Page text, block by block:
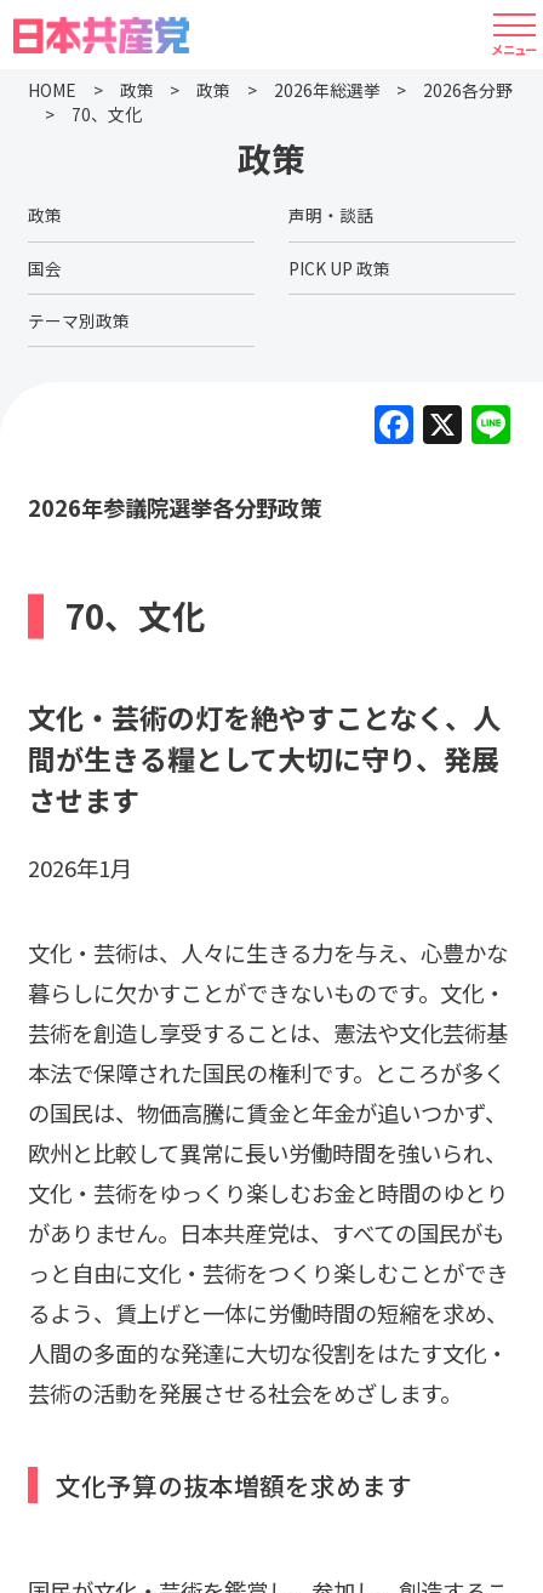
HOME 政策 政策 2026年総選挙
2026各分野
70、文化
政策
政策 声明・談話
国会 PICK UP 政策
テーマ別政策
F
k
X
2026年参議院選挙各分野政策
70、文化
文化・芸術の灯を絶やすことなく、人
間が生きる糧として大切に守り、発展
させます
2026年1月
文化・芸術は、人々に生きる力を与え、心豊かな
暮らしに欠かすことができないものです。文化・
芸術を創造し享受することは、憲法や文化芸術基
本法で保障された国民の権利です。ところが多く
の国民は、物価高騰に賃金と年金が追いつかず、
欧州と比較して異常に長い労働時間を強いられ、
文化・芸術をゆっくり楽しむお金と時間のゆとり
がありません。日本共産党は、すべての国民がも
っと自由に文化・芸術をつくり楽しむことができ
るよう、賃上げと一体に労働時間の短縮を求め、
人間の多面的な発達に大切な役割をはたす文化・
芸術の活動を発展させる社会をめざします。
文化予算の抜本増額を求めます